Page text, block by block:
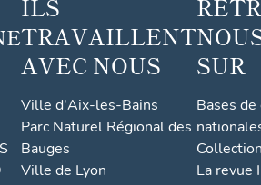
figurée
ILS
TRAVAILLENT
AVEC NOUS
Ville d'Aix-les-Bains
Parc Naturel Régional des
Bauges
Ville de Lyon
SUR
Bases
La revue